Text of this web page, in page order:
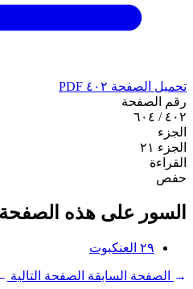
تحميل الصفحة ٤٠٢ PDF
رقم الصفحة
٤٠٢ / ٦٠٤
الجزء
الجزء ٢١
القراءة
حفص
السور على هذه الصفحة
٢٩ العنكبوت
← الصفحة السابقة الصفحة التالية